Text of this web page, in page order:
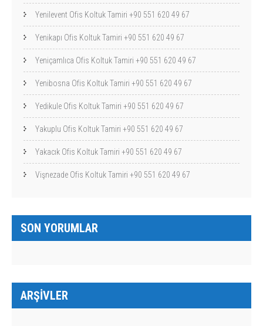
Yenilevent Ofis Koltuk Tamiri +90 551 620 49 67
Yenikapı Ofis Koltuk Tamiri +90 551 620 49 67
Yeniçamlıca Ofis Koltuk Tamiri +90 551 620 49 67
Yenibosna Ofis Koltuk Tamiri +90 551 620 49 67
Yedikule Ofis Koltuk Tamiri +90 551 620 49 67
Yakuplu Ofis Koltuk Tamiri +90 551 620 49 67
Yakacık Ofis Koltuk Tamiri +90 551 620 49 67
Vişnezade Ofis Koltuk Tamiri +90 551 620 49 67
SON YORUMLAR
ARŞIVLER